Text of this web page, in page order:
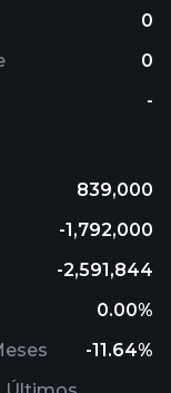
0
0
-
839,000
-1,792,000
-2,591,844
0.00%
-11.64%